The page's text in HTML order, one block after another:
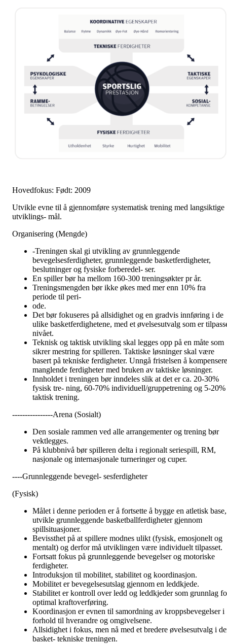
Hovedfokus: Født: 2009
Utvikle evne til å gjennomføre systematisk trening med langsiktige
utviklings- mål.
Organisering (Mengde)
-Treningen skal gi utvikling av grunnleggende
bevegelsesferdigheter, grunnleggende basketferdigheter,
beslutninger og fysiske forberedel- ser.
En spiller bør ha mellom 160-300 treningsøkter pr år.
Treningsmengden bør ikke økes med mer enn 10% fra
periode til peri-
ode.
Det bør fokuseres på allsidighet og en gradvis innføring i de
ulike basketferdighetene, med et øvelsesutvalg som er
nivået.
Teknisk og taktisk utvikling skal legges opp på en måte som
sikrer mestring for spilleren. Taktiske løsninger skal være
basert på tekniske ferdigheter. Unngå fristelsen å kompensere
manglende ferdigheter med bruken av taktiske løsninger.
Innholdet i treningen bør inndeles slik at det er ca. 20-30%
fysisk tre- ning, 60-70% individuell/gruppetrening og 5-20%
taktisk trening.
----------------Arena (Sosialt)
Den sosiale rammen ved alle arrangementer og trening bør
vektlegges.
På klubbnivå bør spilleren delta i regionalt seriespill, RM,
nasjonale og internasjonale turneringer og cuper.
----Grunnleggende bevegel- sesferdigheter
(Fysisk)
Målet i denne perioden er å fortsette å bygge en atletisk base,
utvikle grunnleggende basketballferdigheter gjennom
spillsituasjoner.
Bevissthet på at spillere modnes ulikt (fysisk, emosjonelt og
mentalt) og derfor må utviklingen være individuelt tilpasset.
Fortsatt fokus på grunnleggende bevegelser og motoriske
ferdigheter.
Introduksjon til mobilitet, stabilitet og koordinasjon.
Mobilitet er bevegelsesutslag gjennom en leddkjede.
Stabilitet er kontroll over ledd og leddkjeder som grunnlag
optimal kraftoverføring.
Koordinasjon er evnen til samordning av kroppsbevegelser i
forhold til hverandre og omgivelsene.
Allsidighet i fokus, men nå med et bredere øvelsesutvalg i
basket- tekniske treningen.